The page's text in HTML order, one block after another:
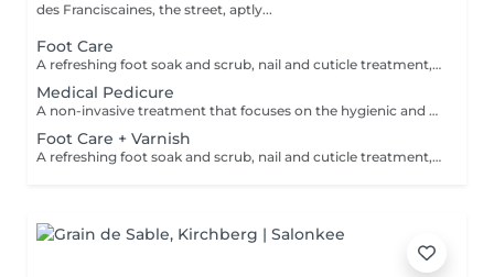
des Franciscaines, the street, aptly...
Foot Care
A refreshing foot soak and scrub, nail and cuticle treatment, lower leg and foot massage. A feeling of relaxation and calm accentuates this treatment.
Medical Pedicure
A non-invasive treatment that focuses on the hygienic and aesthetic care of the toenails and soles after a complete evaluation of your feet and nails. This treatment is followed by a foot massage.
Foot Care + Varnish
A refreshing foot soak and scrub, nail and cuticle treatment, lower leg and foot massage. A feeling of relaxation and calm accentuates this treatment. This is followed by the application of a nail varnish or semi-permanent of your choice.